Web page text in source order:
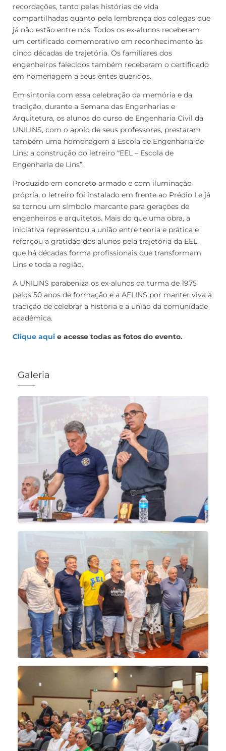
recordações, tanto pelas histórias de vida
compartilhadas quanto pela lembrança dos colegas que
já não estão entre nós. Todos os ex-alunos receberam
um certificado comemorativo em reconhecimento às
cinco décadas de trajetória. Os familiares dos
engenheiros falecidos também receberam o certificado
em homenagem a seus entes queridos.
Em sintonia com essa celebração da memória e da
tradição, durante a Semana das Engenharias e
Arquitetura, os alunos do curso de Engenharia Civil da
UNILINS, com o apoio de seus professores, prestaram
também uma homenagem à Escola de Engenharia de
Lins: a construção do letreiro “EEL – Escola de
Engenharia de Lins”.
Produzido em concreto armado e com iluminação
própria, o letreiro foi instalado em frente ao Prédio I e já
se tornou um símbolo marcante para gerações de
engenheiros e arquitetos. Mais do que uma obra, a
iniciativa representou a união entre teoria e prática e
reforçou a gratidão dos alunos pela trajetória da EEL,
que há décadas forma profissionais que transformam
Lins e toda a região.
A UNILINS parabeniza os ex-alunos da turma de 1975
pelos 50 anos de formação e a AELINS por manter viva a
tradição de celebrar a história e a união da comunidade
acadêmica.
Clique aqui e acesse todas as fotos do evento.
Galeria